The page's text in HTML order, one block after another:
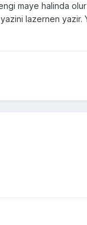
maye halinda
lazernen yazir.